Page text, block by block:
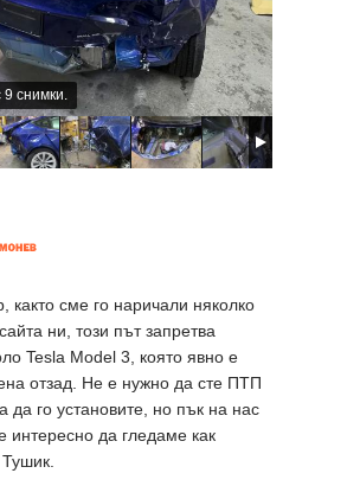
9 снимки.
както сме го наричали няколко
ни, този път запретва
Tesla Model 3, която явно е
отзад. Не е нужно да сте ПТП
да го установите, но пък на нас
интересно да гледаме как